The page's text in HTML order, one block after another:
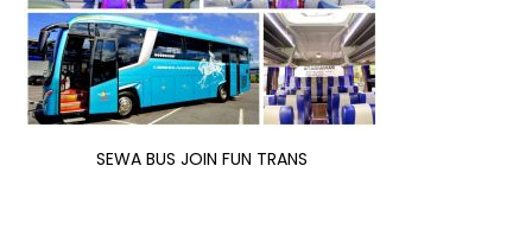
SEWA BUS JOIN FUN TRANS